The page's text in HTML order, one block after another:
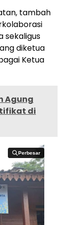
tambah
sekaligus
diketua
Ketua
Agung
di
Perbesar
Perbesar